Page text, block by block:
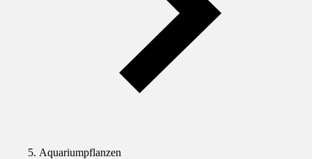
Aquariumpflanzen